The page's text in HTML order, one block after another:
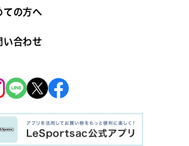
ての方へ
い合わせ